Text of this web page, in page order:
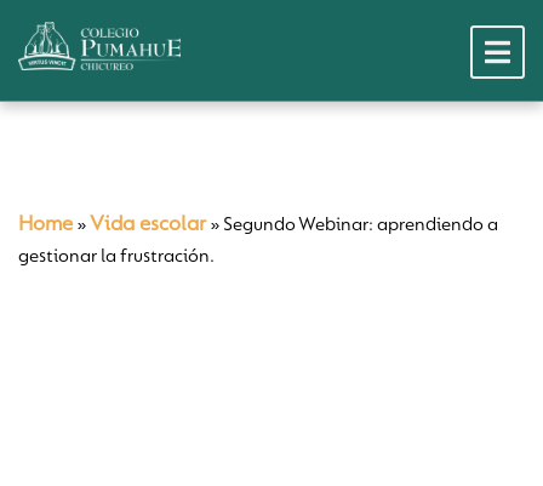
Home » Vida escolar» Segundo Webinar: aprendiendo a
gestionar la frustración.